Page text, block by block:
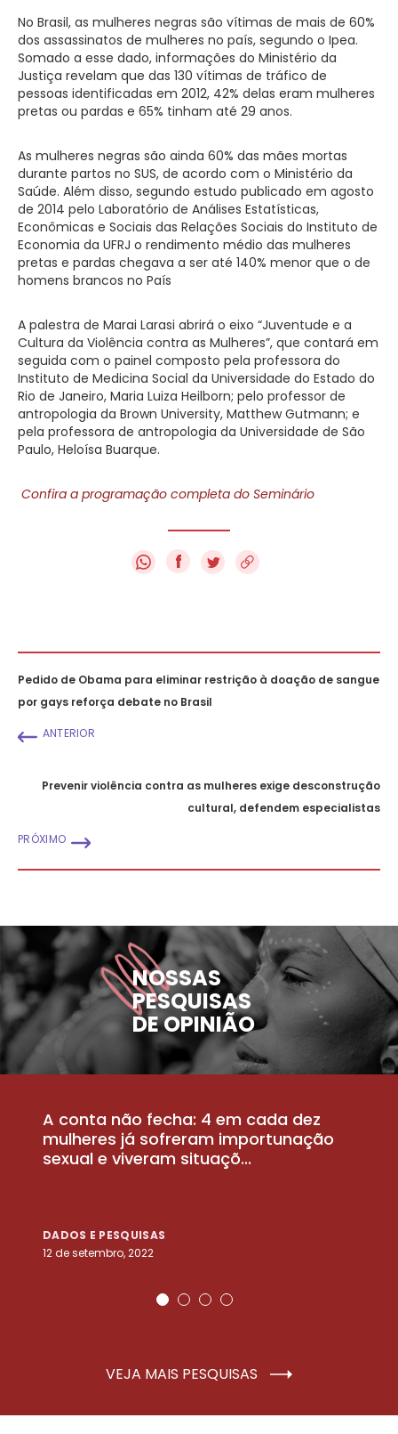
No Brasil, as mulheres negras são vítimas de mais de 60%
dos assassinatos de mulheres no país, segundo o Ipea.
Somado a esse dado, informações do Ministério da
Justiça revelam que das 130 vítimas de tráfico de
pessoas identificadas em 2012, 42% delas eram mulheres
pretas ou pardas e 65% tinham até 29 anos.
As mulheres negras são ainda 60% das mães mortas
durante partos no SUS, de acordo com o Ministério da
Saúde. Além disso, segundo estudo publicado em agosto
de 2014 pelo Laboratório de Análises Estatísticas,
Econômicas e Sociais das Relações Sociais do Instituto de
Economia da UFRJ o rendimento médio das mulheres
pretas e pardas chegava a ser até 140% menor que o de
homens brancos no País
A palestra de Marai Larasi abrirá o eixo “Juventude e a
Cultura da Violência contra as Mulheres”, que contará em
seguida com o painel composto pela professora do
Instituto de Medicina Social da Universidade do Estado do
Rio de Janeiro, Maria Luiza Heilborn; pelo professor de
antropologia da Brown University, Matthew Gutmann; e
pela professora de antropologia da Universidade de São
Paulo, Heloísa Buarque.
Confira a programação completa do Seminário
f
Pedido de Obama para eliminar restrição à doação de sangue
por gays reforça debate no Brasil
ANTERIOR
Prevenir violência contra as mulheres exige desconstrução
cultural, defendem especialistas
PRÓXIMO
NOSSAS
PESQUISAS
DE OPINIÃO
A conta não fecha: 4 em cada dez
mulheres já sofreram importunação
sexual e viveram situaçõ...
DADOS E PESQUISAS
12 de setembro, 2022
VEJA MAIS PESQUISAS